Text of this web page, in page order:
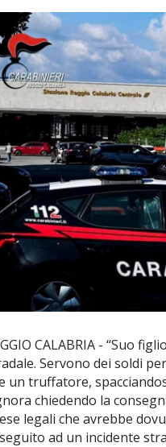
CALABRIA - “Suo
Servono dei soldi
un truffatore,
chiedendo la
legali che avrebbe
ad un incidente